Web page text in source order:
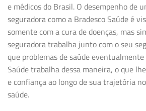
e médicos do Brasil. O desempenho de
seguradora como a Bradesco Saúde é
somente com a cura de doenças, mas
seguradora trabalha junto com o seu
que problemas de saúde
Saúde trabalha dessa maneira, o que
e confiança ao longo de sua trajetória
saúde.